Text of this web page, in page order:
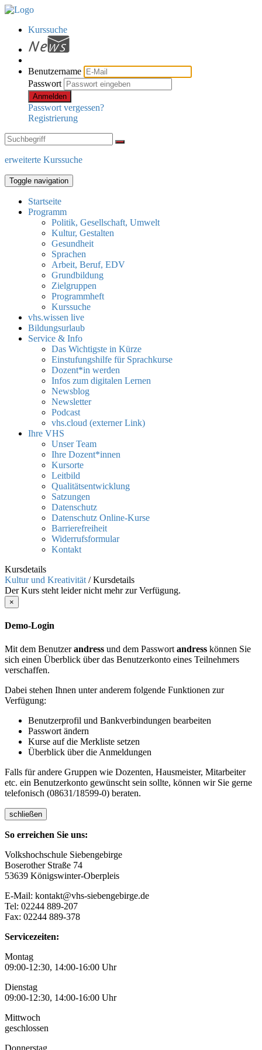
Kurssuche
Benutzername
Passwort
Anmelden
Passwort vergessen?
Registrierung
erweiterte Kurssuche
Toggle navigation
Startseite
Programm
Politik, Gesellschaft, Umwelt
Kultur, Gestalten
Gesundheit
Sprachen
Arbeit, Beruf, EDV
Grundbildung
Zielgruppen
Programmheft
Kurssuche
vhs.wissen live
Bildungsurlaub
Service & Info
Das Wichtigste in Kürze
Einstufungshilfe für Sprachkurse
Dozent*in werden
Infos zum digitalen Lernen
Newsblog
Newsletter
Podcast
vhs.cloud (externer Link)
Ihre VHS
Unser Team
Ihre Dozent*innen
Kursorte
Leitbild
Qualitätsentwicklung
Satzungen
Datenschutz
Datenschutz Online-Kurse
Barrierefreiheit
Widerrufsformular
Kontakt
Kursdetails
Kultur und Kreativität /Kursdetails
Der Kurs steht leider nicht mehr zur Verfügung.
×
Demo-Login
Mit dem Benutzerandress und dem Passwort andress können Sie
sich einen Überblick über das Benutzerkonto eines Teilnehmers
verschaffen.
Dabei stehen Ihnen unter anderem folgende Funktionen zur
Verfügung:
Benutzerprofil und Bankverbindungen bearbeiten
Passwort ändern
Kurse auf die Merkliste setzen
Überblick über die Anmeldungen
Falls für andere Gruppen wie Dozenten, Hausmeister, Mitarbeiter
etc. ein Benutzerkonto gewünscht sein sollte, können wir Sie gerne
telefonisch (08631/18599-0) beraten.
schließen
So erreichen Sie uns:
Volkshochschule Siebengebirge
Boserother Straße 74
53639 Königswinter-Oberpleis
E-Mail: kontakt@vhs-siebengebirge.de
Tel: 02244 889-207
Fax: 02244 889-378
Servicezeiten:
Montag
09:00-12:30, 14:00-16:00 Uhr
Dienstag
09:00-12:30, 14:00-16:00 Uhr
Mittwoch
geschlossen
Donnerstag